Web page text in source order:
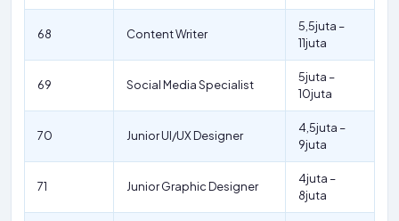
68 Content Writer
5,5juta –
11juta
69 Social Media Specialist
5juta –
10juta
70 Junior UI/UX Designer
4,5juta –
9juta
71 Junior Graphic Designer
4juta –
8juta